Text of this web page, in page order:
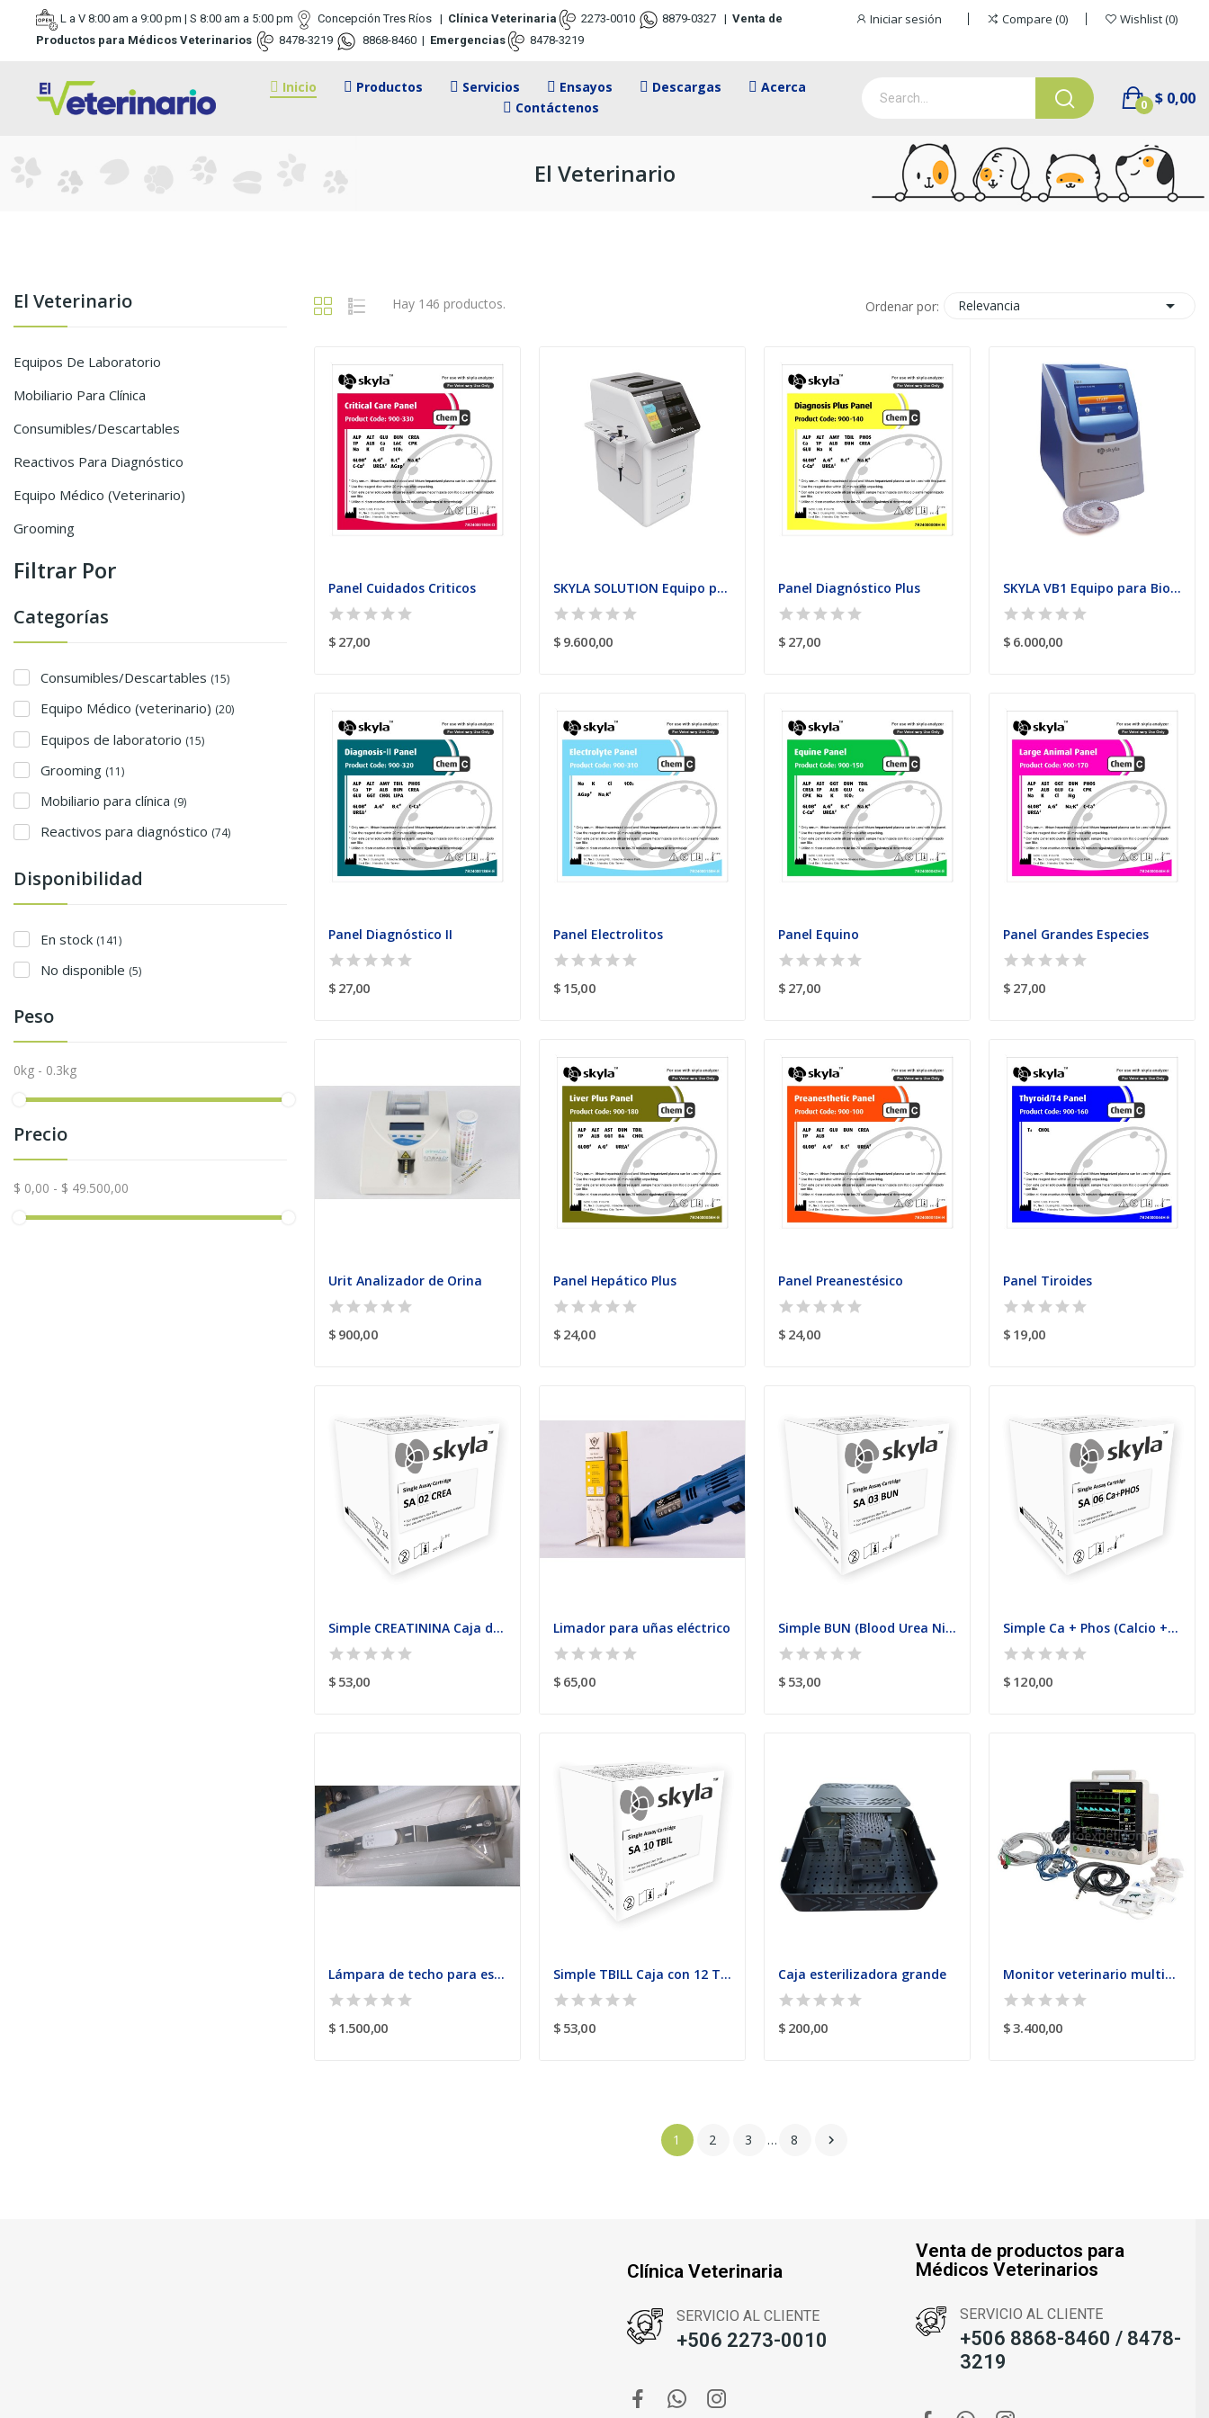
L a V 8:00 am a 9:00 pm | S 8:00 am a 5:00 pm Concepción Tres Ríos | Clínica Veterinaria 2273-0010 8879-0327 | Venta de
Productos para Médicos Veterinarios
8478-3219 8868-8460 | Emergencias 8478-3219
Iniciar sesión Compare 0 Wishlist 0
Inicio Productos Servicios Ensayos Descargas
Acerca
Contáctenos
$ 0,00
0
El Veterinario
El Veterinario
Equipos De Laboratorio
Mobiliario Para Clínica
Consumibles/Descartables
Reactivos Para Diagnóstico
Equipo Médico (veterinario)
Grooming
Filtrar Por
Categorías
Consumibles/Descartables (15)
Equipo Médico (veterinario) (20)
Equipos de laboratorio (15)
Grooming (11)
Mobiliario para clínica (9)
Reactivos para diagnóstico (74)
Disponibilidad
En stock (141)
No disponible (5)
Peso
0kg - 0.3kg
Precio
$ 0,00 - $ 49.500,00
Hay 146 productos. Ordenar por: Relevancia 
Panel Cuidados Criticos
$ 27,00
SKYLA SOLUTION Equipo para Bioquímica Sanguínea
$ 9.600,00
Panel Diagnóstico Plus
$ 27,00
SKYLA VB1 Equipo para Bioquímica Sanguínea
$ 6.000,00
Panel Diagnóstico II
$ 27,00
Panel Electrolitos
$ 15,00
Panel Equino
$ 27,00
Panel Grandes Especies
$ 27,00
Urit Analizador de Orina
$ 900,00
Panel Hepático Plus
$ 24,00
Panel Preanestésico
$ 24,00
Panel Tiroides
$ 19,00
Simple CREATININA Caja de 12 unidades
$ 53,00
Limador para uñas eléctrico
$ 65,00
Simple BUN (Blood Urea Nitrogen) Caja con 12 Test
$ 53,00
Simple Ca + Phos (Calcio + Fósforo) Caja con 12...
$ 120,00
Lámpara de techo para esterilización UV
$ 1.500,00
Simple TBILL Caja con 12 Test
$ 53,00
Caja esterilizadora grande
$ 200,00
Monitor veterinario multiparámetro TX-VM-12
$ 3.400,00
1 2 3 … 8 
Clínica Veterinaria
SERVICIO AL CLIENTE
+506 2273-0010
Venta de productos para
Médicos Veterinarios
SERVICIO AL CLIENTE
+506 8868-8460 / 8478-
3219